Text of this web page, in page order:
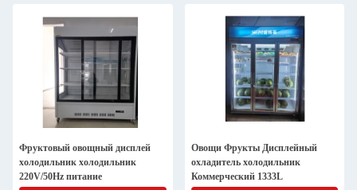
Фруктовый овощный дисплей
холодильник холодильник
220V/50Hz питание
Овощи Фрукты Дисплейный
охладитель холодильник
Коммерческий 1333L